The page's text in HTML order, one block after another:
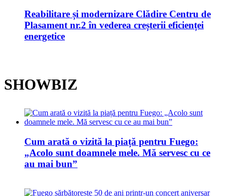
Reabilitare și modernizare Clădire Centru de
Plasament nr.2 în vederea creșterii eficienței
energetice
SHOWBIZ
Cum arată o vizită la piață pentru Fuego:
„Acolo sunt doamnele mele. Mă servesc cu ce
au mai bun”